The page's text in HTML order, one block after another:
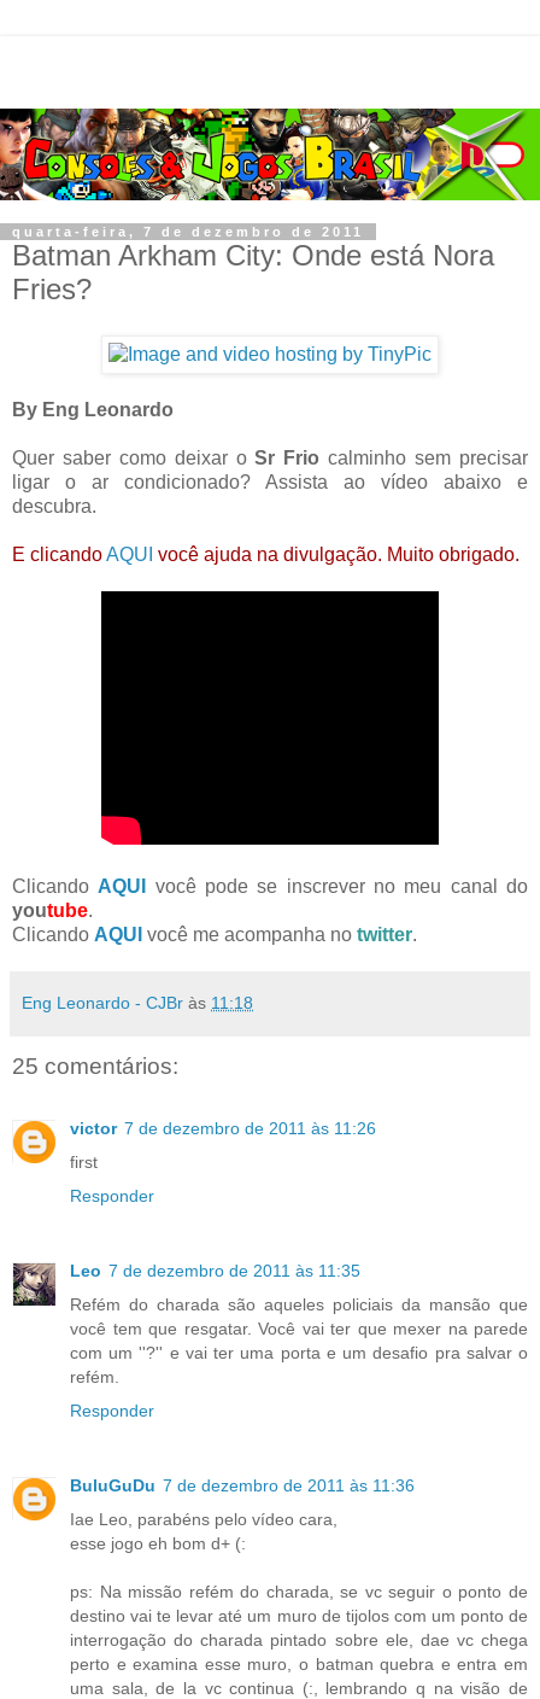
quarta-feira, 7 de dezembro de 2011
Batman Arkham City: Onde está Nora
Fries?
By Eng Leonardo
Quer saber como deixar oSr Frio calminho sem precisar
ligar o ar condicionado? Assista ao vídeo abaixo e
descubra.
E clicandoAQUI você ajuda na divulgação. Muito obrigado.
Clicando AQUI
você pode se inscrever no meu canal do
youtube.
Clicando AQUI você me acompanha no twitter.
Eng Leonardo - CJBr às 11:18
25 comentários:
victor 7 de dezembro de 2011 às 11:26
first
Responder
Leo 7 de dezembro de 2011 às 11:35
Refém do charada são aqueles policiais da mansão que
você tem que resgatar. Você vai ter que mexer na parede
com um ''?'' e vai ter uma porta e um desafio pra salvar o
refém.
Responder
BuluGuDu 7 de dezembro de 2011 às 11:36
Iae Leo, parabéns pelo vídeo cara,
esse jogo eh bom d+ (:
ps: Na missão refém do charada, se vc seguir o ponto de
destino vai te levar até um muro de tijolos com um ponto de
interrogação do charada pintado sobre ele, dae vc chega
perto e examina esse muro, o batman quebra e entra em
uma sala, de la vc continua (:, lembrando q na visão de